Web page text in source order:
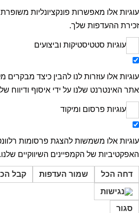
עוגיות אלו מאפשרות פונקציונליות
זכירת ההעדפות שלך.
עוגיות סטטיסטיקות וביצועים
עוגיות אלו עוזרות לנו להבין כיצד מבקרים
אתר האינטרנט שלנו על ידי איסוף ודיווח
עוגיות פרסום ומיקוד
עוגיות אלו משמשות להצגת פרסומות
האפקטיביות של הקמפיינים השיווקיים שלנו.
דחה הכל שמור העדפות קבל
סגור